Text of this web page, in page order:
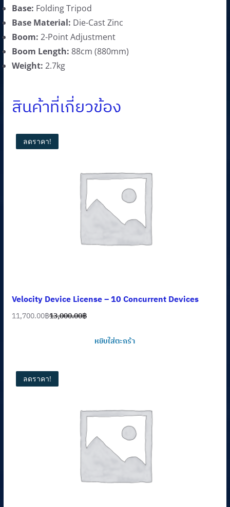
Base: Folding Tripod
Base Material: Die-Cast Zinc
Boom: 2-Point Adjustment
Boom Length: 88cm (880mm)
Weight: 2.7kg
สินค้าที่เกี่ยวข้อง
ลดราคา!
Velocity Device License – 10 Concurrent Devices
13,000.00฿
Original
11,700.00฿
Current
หยิบใส่ตะกร้า
ลดราคา!